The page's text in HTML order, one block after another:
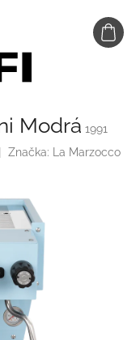
Modrá 1991
Značka: La Marzocco